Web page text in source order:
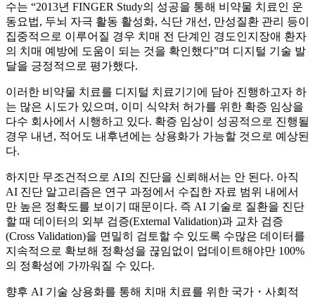
수는 “2013년 FINGER Study의 성공을 통해 비약물 치료인 운
동요법, 두뇌 자극 활동 활성화, 식단 개선, 만성질환 관리 등이
집중적으로 이루어질 경우 치매 전 단계인 경도인지장애 환자
의 치매 예방에 도움이 되는 것을 확인했다”며 디지털 기술 발
달을 긍정적으로 평가했다.
이러한 비약물 치료를 디지털 치료기기에 담아 진행하고자 하
는 많은 시도가 있으며, 이미 식약처 허가를 위한 확증 임상을
다수 회사에서 시행하고 있다. 확증 임상이 성공적으로 진행될
경우 내년, 적어도 내후년에는 상용화가 가능할 것으로 예상된
다.
하지만 무조건적으로 AI의 진단을 신뢰해서는 안 된다. 아직
AI 진단 알고리즘은 연구 과정에서 수집한 자료 범위 내에서
만 높은 정확도를 보이기 때문이다. 즉 AI 기술로 질환을 진단
할 때 데이터의 외부 검증(External Validation)과 교차 검증
(Cross Validation)을 면밀히 검토할 수 있도록 수많은 데이터를
지속적으로 확보해 정확성을 끊임없이 업데이트해야만 100%
의 정확성에 가까워질 수 있다.
향후 AI 기술 상용화를 통해 치매 치료를 위한 국가・사회적